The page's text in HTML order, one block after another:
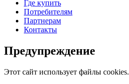
Где купить
Потребителям
Партнерам
Контакты
Предупреждение
Этот сайт использует файлы cookies.